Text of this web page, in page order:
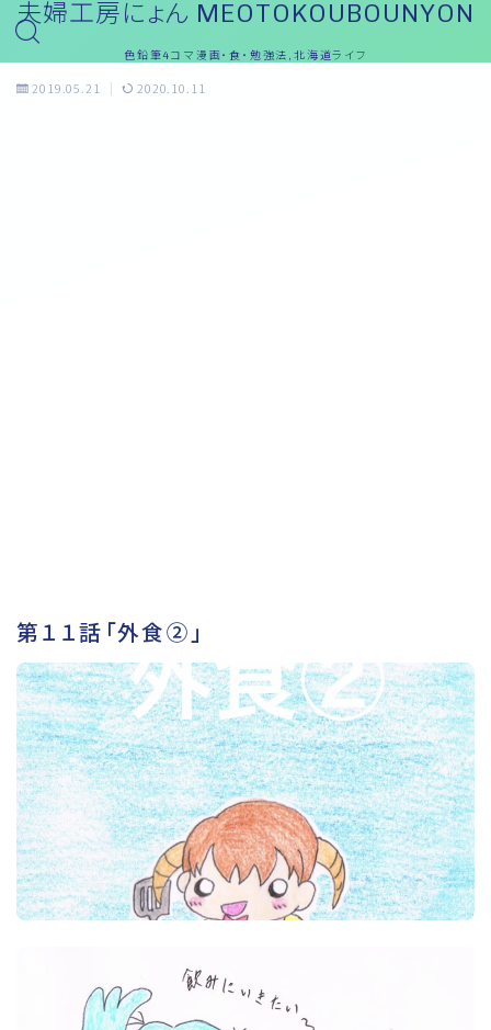
夫婦工房にょん MEOTOKOUBOUNYON
色鉛筆4コマ漫画・食・勉強法,北海道ライフ
2019.05.21 2020.10.11
第１１話「外食②」